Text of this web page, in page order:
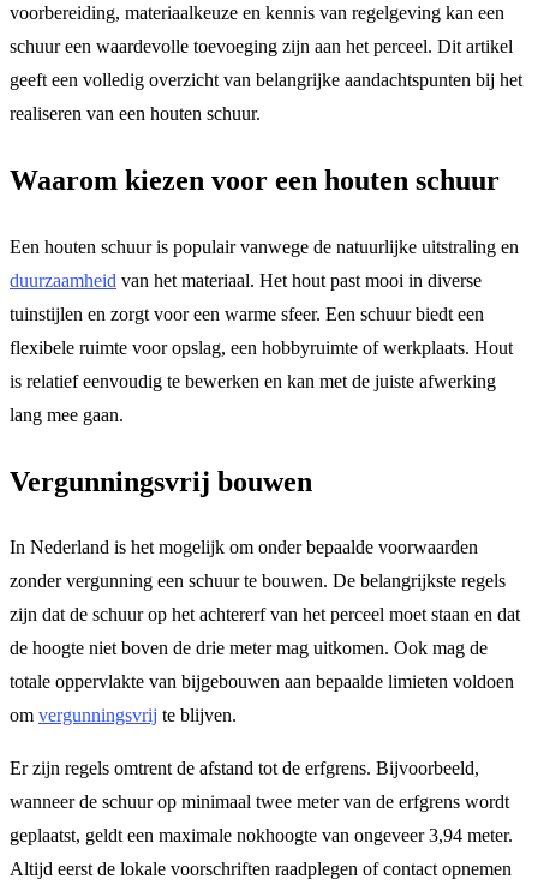
voorbereiding, materiaalkeuze en kennis van regelgeving kan een
schuur een waardevolle toevoeging zijn aan het perceel. Dit artikel
geeft een volledig overzicht van belangrijke aandachtspunten bij het
realiseren van een houten schuur.
Waarom kiezen voor een houten schuur
Een houten schuur is populair vanwege de natuurlijke uitstraling en
duurzaamheid van het materiaal. Het hout past mooi in diverse
tuinstijlen en zorgt voor een warme sfeer. Een schuur biedt een
flexibele ruimte voor opslag, een hobbyruimte of werkplaats. Hout
is relatief eenvoudig te bewerken en kan met de juiste afwerking
lang mee gaan.
Vergunningsvrij bouwen
In Nederland is het mogelijk om onder bepaalde voorwaarden
zonder vergunning een schuur te bouwen. De belangrijkste regels
zijn dat de schuur op het achtererf van het perceel moet staan en dat
de hoogte niet boven de drie meter mag uitkomen. Ook mag de
totale oppervlakte van bijgebouwen aan bepaalde limieten voldoen
om vergunningsvrij te blijven.
Er zijn regels omtrent de afstand tot de erfgrens. Bijvoorbeeld,
wanneer de schuur op minimaal twee meter van de erfgrens wordt
geplaatst, geldt een maximale nokhoogte van ongeveer 3,94 meter.
Altijd eerst de lokale voorschriften raadplegen of contact opnemen